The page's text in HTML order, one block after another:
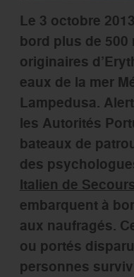
Le 3 octobre
bord plus de
originaires
eaux de la mer
Lampedusa.
les Autorités
bateaux de
des
Italien de
embarquent à
aux naufragés.
ou portés
personnes